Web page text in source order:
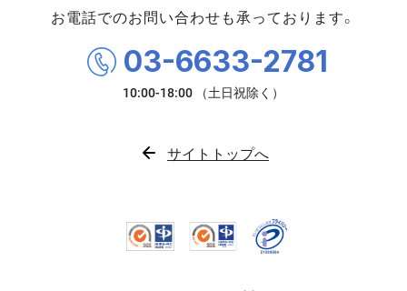
お電話でのお問い合わせも承っております。
03-6633-2781
サイトトップへ